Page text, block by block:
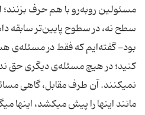
مسئولین روبه‌رو با هم حرف بزنند؛
سطح نه، در سطوح پایین‌تر سابقه
بود- گفته‌ایم که فقط در مسئله‌ی
کنید؛ در هیچ مسئله‌ی دیگری حق
نمیکنند. آن طرف مقابل، گاهی
مانند اینها را پیش میکشد، اینها